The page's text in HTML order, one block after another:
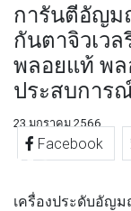
การันตีอัญม
กันตาจิวเว
พลอยแท้ พล
ประสบการ
23 มกราคม 2566
Facebook
เครื่องประดับอัญ